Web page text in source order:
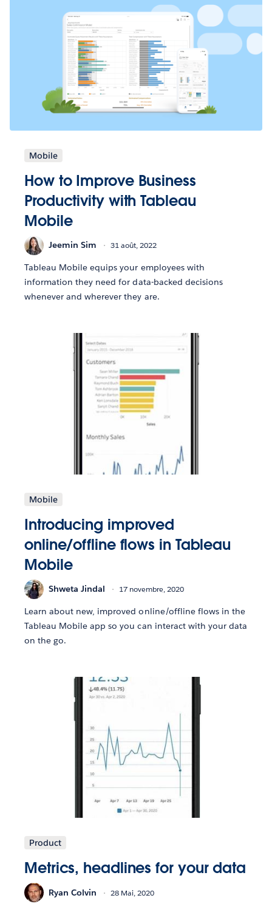
Mobile
How to Improve Business
Productivity with Tableau
Mobile
Jeemin Sim 31 août, 2022
Tableau Mobile equips your employees with
information they need for data-backed decisions
whenever and wherever they are.
Mobile
Introducing improved
online/offline flows in Tableau
Mobile
Shweta Jindal 17 novembre, 2020
Learn about new, improved online/offline flows in the
Tableau Mobile app so you can interact with your data
on the go.
Product
Metrics, headlines for your data
Ryan Colvin 28 Mai, 2020